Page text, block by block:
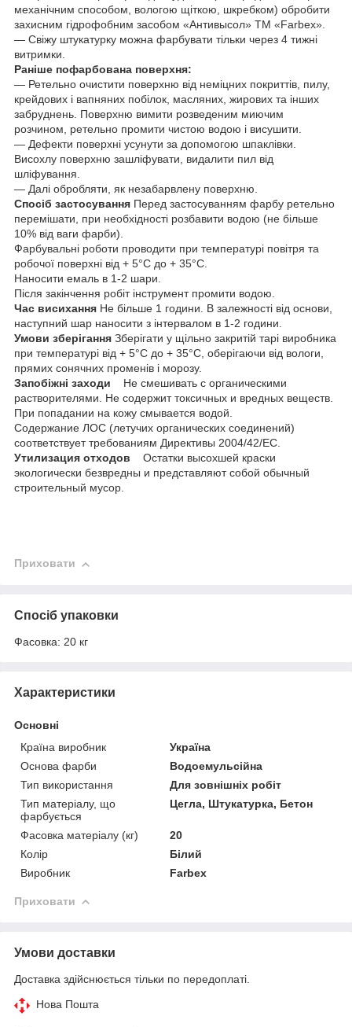
механічним способом, вологою щіткою, шкребком) обробити
захисним гідрофобним засобом «Антивысол» ТМ «Farbex».
― Свіжу штукатурку можна фарбувати тільки через 4 тижні
витримки.
Раніше пофарбована поверхня:
― Ретельно очистити поверхню від неміцних покриттів, пилу,
крейдових і вапняних побілок, масляних, жирових та інших
забруднень. Поверхню вимити розведеним миючим
розчином, ретельно промити чистою водою і висушити.
― Дефекти поверхні усунути за допомогою шпаклівки.
Висохлу поверхню зашліфувати, видалити пил від
шліфування.
― Далі обробляти, як незабарвлену поверхню.
Спосіб застосування Перед застосуванням фарбу ретельно
перемішати, при необхідності розбавити водою (не більше
10% від ваги фарби).
Фарбувальні роботи проводити при температурі повітря та
робочої поверхні від + 5°С до + 35°С.
Наносити емаль в 1-2 шари.
Після закінчення робіт інструмент промити водою.
Час висихання Не більше 1 години. В залежності від основи,
наступний шар наносити з інтервалом в 1-2 години.
Умови зберігання Зберігати у щільно закритій тарі виробника
при температурі від + 5°С до + 35°С, оберігаючи від вологи,
прямих сонячних променів і морозу.
Запобіжні заходи
Не смешивать с органическими
растворителями. Не содержит токсичных и вредных веществ.
При попадании на кожу смывается водой.
Содержание ЛОС (летучих органических соединений)
соответствует требованиям Директивы 2004/42/ЕС.
Утилизация отходов Остатки высохшей краски
экологически безвредны и представляют собой обычный
строительный мусор.
Приховати
Спосіб упаковки
Фасовка: 20 кг
Характеристики
Основні
Країна виробник
Україна
Основа фарби
Водоемульсійна
Тип використання
Для зовнішніх робіт
Тип матеріалу, що
фарбується
Цегла, Штукатурка, Бетон
Фасовка матеріалу (кг)
20
Колір
Білий
Виробник
Farbex
Приховати
Умови доставки
Доставка здійснюється тільки по передоплаті.
Нова Пошта